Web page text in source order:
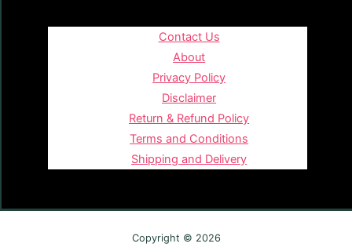
Contact Us
About
Privacy Policy
Disclaimer
Return & Refund Policy
Terms and Conditions
Shipping and Delivery
Copyright © 2026